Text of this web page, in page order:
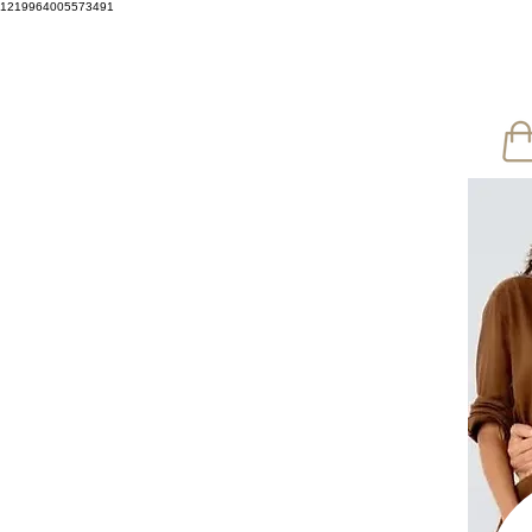
1219964005573491